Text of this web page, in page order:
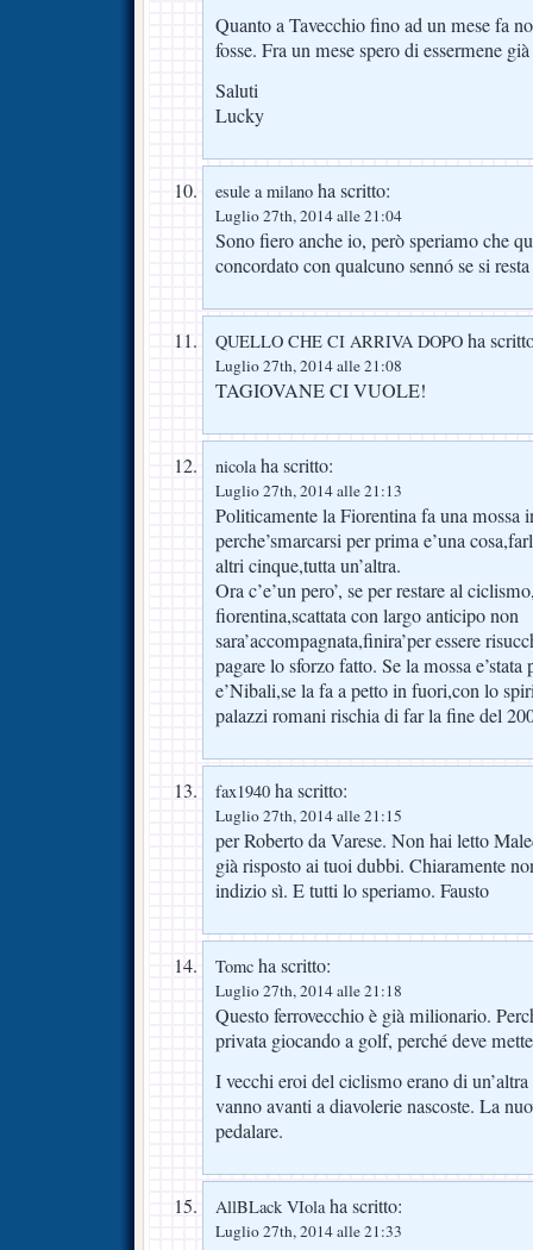
Quanto a Tavecchio fino ad un mese fa
fosse. Fra un mese spero di essermene
Saluti
Lucky
esule a milano ha scritto:
Luglio 27th, 2014 alle 21:04
Sono fiero anche io, però speriamo che
concordato con qualcuno sennó se si
QUELLO CHE CI ARRIVA DOPO ha
Luglio 27th, 2014 alle 21:08
TAGIOVANE CI VUOLE!
nicolaha scritto:
Luglio 27th, 2014 alle 21:13
Politicamente la Fiorentina fa una mossa
perche’smarcarsi per prima e’una
altri cinque,tutta un’altra.
Ora c’e’un pero’, se per restare al
fiorentina,scattata con largo anticipo non
sara’accompagnata,finira’per essere
pagare lo sforzo fatto. Se la mossa
e’Nibali,se la fa a petto in fuori,con lo
palazzi romani rischia di far la fine del
fax1940 ha scritto:
Luglio 27th, 2014 alle 21:15
per Roberto da Varese. Non hai letto
già risposto ai tuoi dubbi. Chiaramente
indizio sì. E tutti lo speriamo. Fausto
Tomc ha scritto:
Luglio 27th, 2014 alle 21:18
Questo ferrovecchio è già milionario.
privata giocando a golf, perché deve
I vecchi eroi del ciclismo erano di
vanno avanti a diavolerie nascoste. La
pedalare.
AllBLack VIolaha scritto:
Luglio 27th, 2014 alle 21:33